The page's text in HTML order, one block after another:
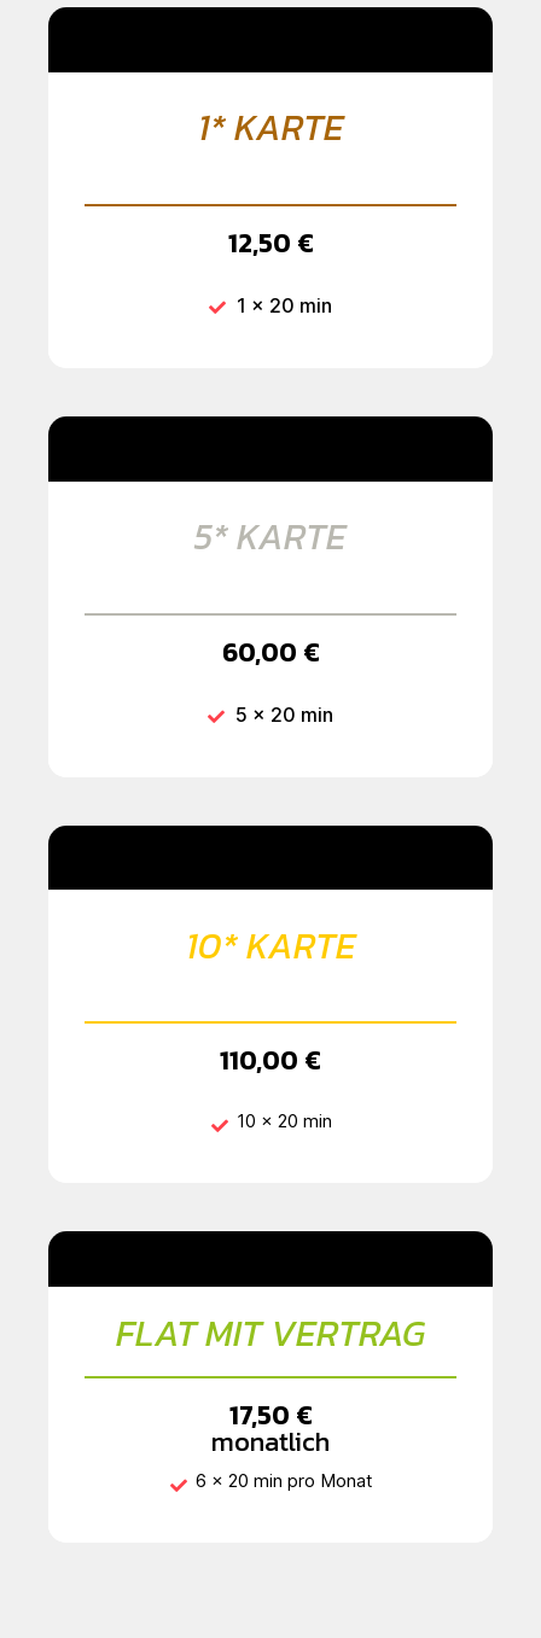
1* KARTE
12,50 €
1 x 20 min
5* KARTE
60,00 €
5 x 20 min
10* KARTE
110,00 €
10 x 20 min
FLAT MIT VERTRAG
17,50 €
monatlich
6 x 20 min pro Monat